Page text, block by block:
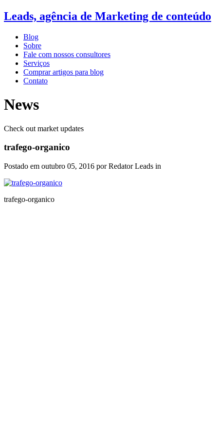
Leads, agência de Marketing de conteúdo
Blog
Sobre
Fale com nossos consultores
Serviços
Comprar artigos para blog
Contato
News
Check out market updates
trafego-organico
Postado em outubro 05, 2016 por Redator Leads in
trafego-organico